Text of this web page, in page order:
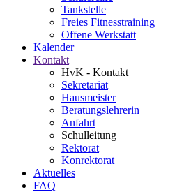
Tankstelle
Freies Fitnesstraining
Offene Werkstatt
Kalender
Kontakt
HvK - Kontakt
Sekretariat
Hausmeister
Beratungslehrerin
Anfahrt
Schulleitung
Rektorat
Konrektorat
Aktuelles
FAQ